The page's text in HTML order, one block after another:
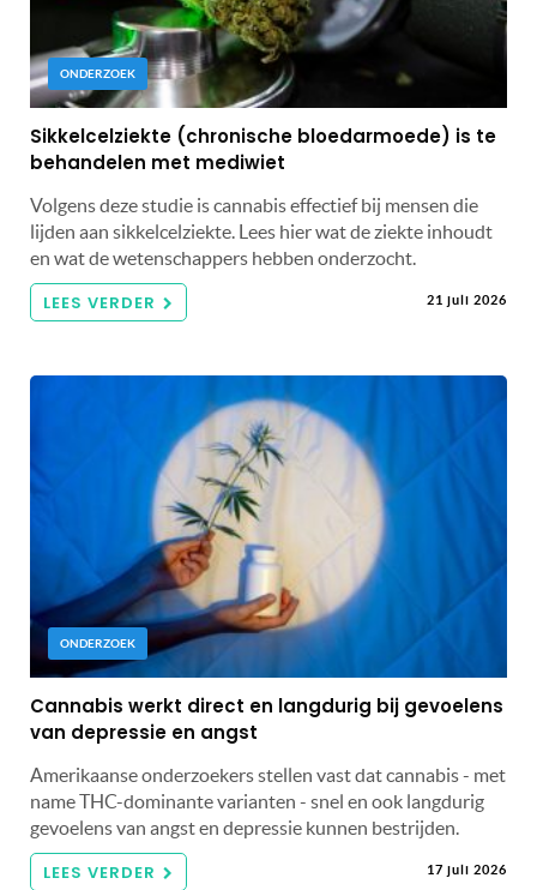
ONDERZOEK
Sikkelcelziekte (chronische bloedarmoede) is te
behandelen met mediwiet
Volgens deze studie is cannabis effectief bij mensen die
lijden aan sikkelcelziekte. Lees hier wat de ziekte inhoudt
en wat de wetenschappers hebben onderzocht.
LEES VERDER 21 juli 2026
ONDERZOEK
Cannabis werkt direct en langdurig bij gevoelens
van depressie en angst
Amerikaanse onderzoekers stellen vast dat cannabis - met
name THC-dominante varianten - snel en ook langdurig
gevoelens van angst en depressie kunnen bestrijden.
LEES VERDER 17 juli 2026